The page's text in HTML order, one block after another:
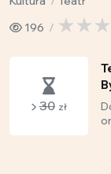
196
30 zł